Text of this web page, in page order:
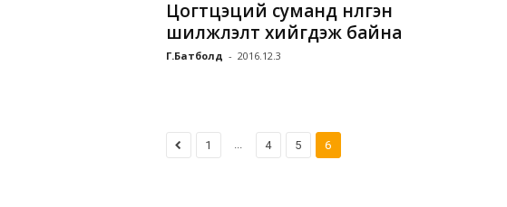
Цогтцэций суманд нүүлгэн
шилжүүлэлт хийгдэж байна
Г.Батболд - 2016.12.3
1 ... 4 5 6